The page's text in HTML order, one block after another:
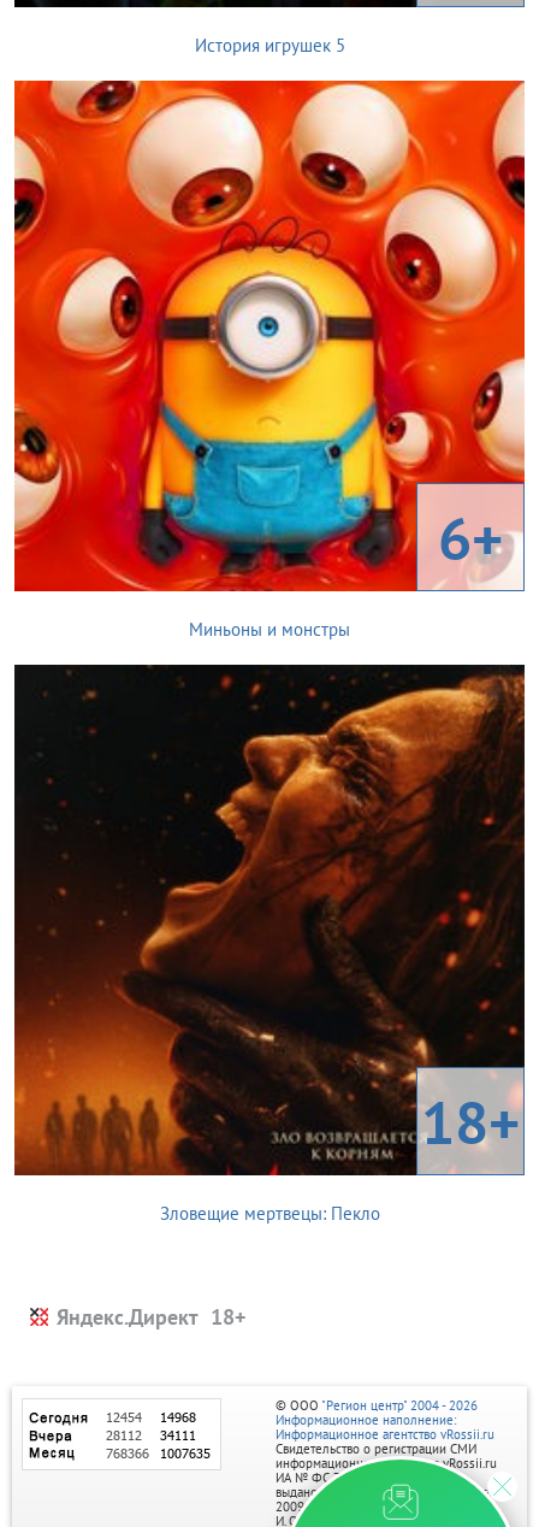
История игрушек 5
6+
Миньоны и монстры
18+
Зловещие мертвецы: Пекло
Яндекс.Директ
© ООО "Регион центр" 2004 - 2026
Информационное наполнение:
Информационное агентство vRossii.ru
Свидетельство о регистрации СМИ
информационного агентства vRossii.ru
ИА № ФС 77‑35502
выдано РОСКОМНАДЗОРом 04 марта
2009г.
И. О. Главного редактора Нарыков А. Н.